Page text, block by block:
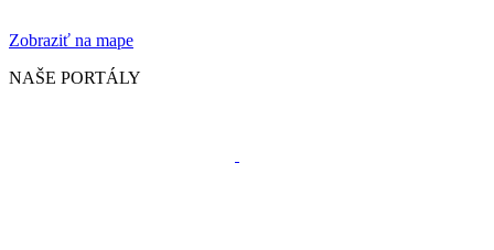
Zobraziť na mape
NAŠE PORTÁLY